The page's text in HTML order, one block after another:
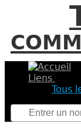
Liens
Tous